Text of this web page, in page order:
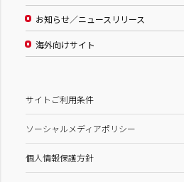
お知らせ／ニュースリリース
海外向けサイト
サイトご利用条件
ソーシャルメディアポリシー
個人情報保護方針